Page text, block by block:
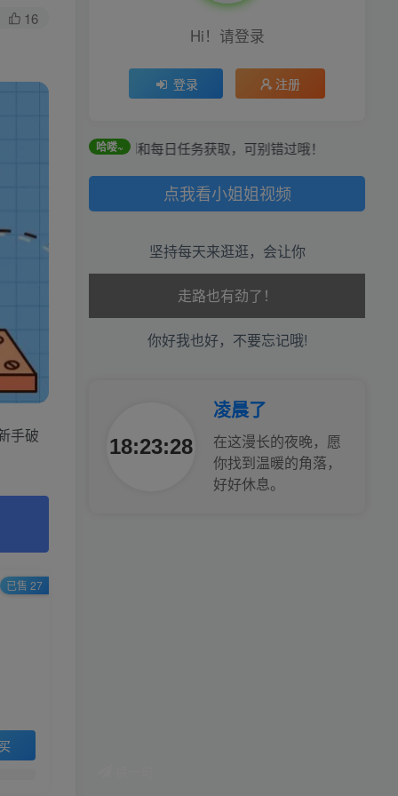
16
手破
已售 27
Hi！请登录
登录 注册
哈喽~
可通过签到和每日任务获取，可别错过哦！
点我看小姐姐视频
坚持每天来逛逛，会让你
生活也美好了！
心情也舒畅了！
走路也有劲了！
工作也轻松了！
你好我也好，不要忘记哦!
18:23:30
凌晨了
在这漫长的夜晚，愿
你找到温暖的角落，
好好休息。